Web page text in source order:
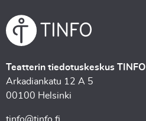
Teatterin tiedotuskeskus TINFO
Arkadiankatu 12 A 5
00100 Helsinki